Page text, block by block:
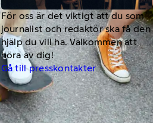
För oss är det viktigt att du som
journalist och redaktör ska få den
hjälp du vill ha. Välkommen att
höra av dig!
Gå till presskontakter